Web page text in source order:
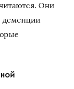
Они
деменции